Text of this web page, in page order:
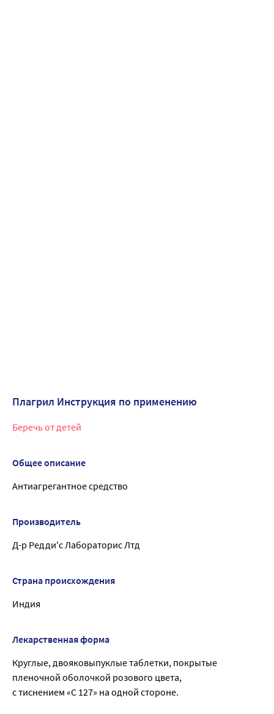
Плагрил Инструкция по применению
Беречь от детей
Общее описание
Антиагрегантное средство
Производитель
Д-р Редди'с Лабораторис Лтд
Страна происхождения
Индия
Лекарственная форма
Круглые, двояковыпуклые таблетки, покрытые
пленочной оболочкой розового цвета,
с тиснением «C 127» на одной стороне.